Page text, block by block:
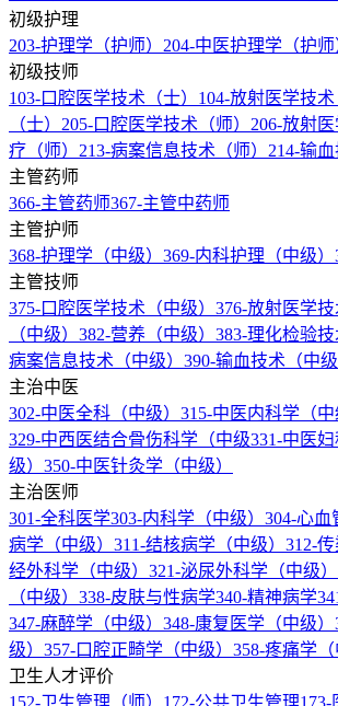
初级护理
203-护理学（护师） 204-中医护理学（护师
初级技师
103-口腔医学技术（士） 104-放射医学技术
（士） 205-口腔医学技术（师） 206-放射医
疗（师） 213-病案信息技术（师） 214-输血
主管药师
366-主管药师367-主管中药师
主管护师
368-护理学（中级） 369-内科护理（中级）
主管技师
375-口腔医学技术（中级） 376-放射医学技
（中级） 382-营养（中级） 383-理化检验技
病案信息技术（中级） 390-输血技术（中级
主治中医
302-中医全科（中级） 315-中医内科学（中
329-中西医结合骨伤科学（中级331-中医妇
级） 350-中医针灸学（中级）
主治医师
301-全科医学303-内科学（中级） 304-心血
病学（中级） 311-结核病学（中级） 312-
经外科学（中级） 321-泌尿外科学（中级）
（中级） 338-皮肤与性病学340-精神病学
347-麻醉学（中级） 348-康复医学（中级）
级） 357-口腔正畸学（中级） 358-疼痛学（
卫生人才评价
152-卫生管理（师） 172-公共卫生管理173-